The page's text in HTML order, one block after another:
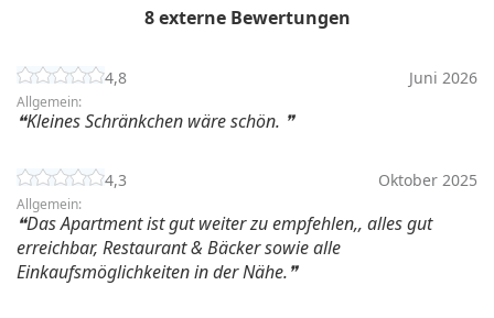
8 externe Bewertungen
4,8 Juni 2026
Allgemein:
Kleines Schränkchen wäre schön.
4,3 Oktober 2025
Allgemein:
Das Apartment ist gut weiter zu empfehlen,, alles gut
erreichbar, Restaurant & Bäcker sowie alle
Einkaufsmöglichkeiten in der Nähe.